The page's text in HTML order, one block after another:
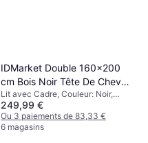
IDMarket Double 160x200
cm Bois Noir Tête De Chevet
Lit avec Cadre
Lit avec Cadre, Couleur: Noir,
Naturel, Beige, Marron, Matériau:
Bois, Hauteur: 90 cm
249,99 €
Ou 3 paiements de 83,33 €
6 magasins